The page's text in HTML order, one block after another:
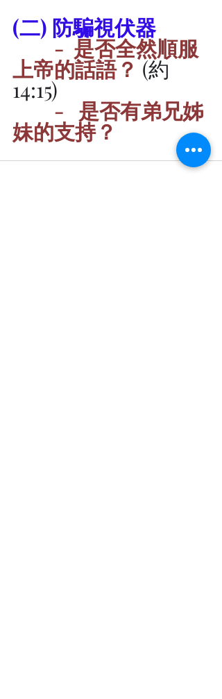
(二) 防騙視伏器
-  是否全然順服
上帝的話語？ (約
14:15)
-   是否有弟兄姊
妹的支持？